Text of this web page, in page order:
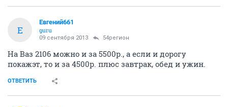
Е
Евгений661
guru
09 сентября 2013 54регион
На Ваз 2106 можно и за 5500р., а если и дорогу
покажэт, то и за 4500р. плюс завтрак, обед и ужин.
ОТВЕТИТЬ